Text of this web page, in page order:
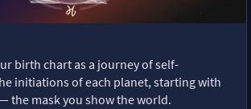
birth chart as a journey of self-
initiations of each planet, starting with
the mask you show the world.